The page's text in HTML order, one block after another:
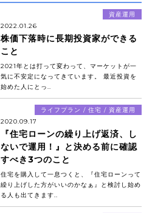
資産運用
2022.01.26
株価下落時に長期投資家ができる
こと
2021年とは打って変わって、マーケットが一
気に不安定になってきています。 最近投資を
始めた人にとっ..
ライフプラン / 住宅 / 資産運用
2020.09.17
『住宅ローンの繰り上げ返済、し
ないで運用！』と決める前に確認
すべき3つのこと
住宅を購入して一息つくと、『住宅ローンって
繰り上げした方がいいのかなぁ』と検討し始め
る人も出てきます..